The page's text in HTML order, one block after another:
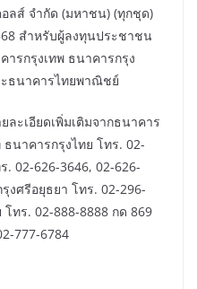
ลส์ จำกัด (มหาชน) (ทุกชุด)
สำหรับผู้ลงทุนประชาชน
รกรุงเทพ ธนาคารกรุง
ธนาคารไทยพาณิชย์
ะเอียดเพิ่มเติมจากธนาคาร
นาคารกรุงไทย โทร. 02-
. 02-626-3646, 02-626-
งศรีอยุธยา โทร. 02-296-
ทร. 02-888-8888 กด 869
777-6784